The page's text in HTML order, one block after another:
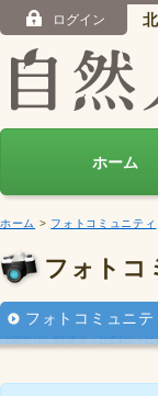
ログイン
ホーム
ホーム > フォトコミュニティ
フォトコ
フォトコミュニ